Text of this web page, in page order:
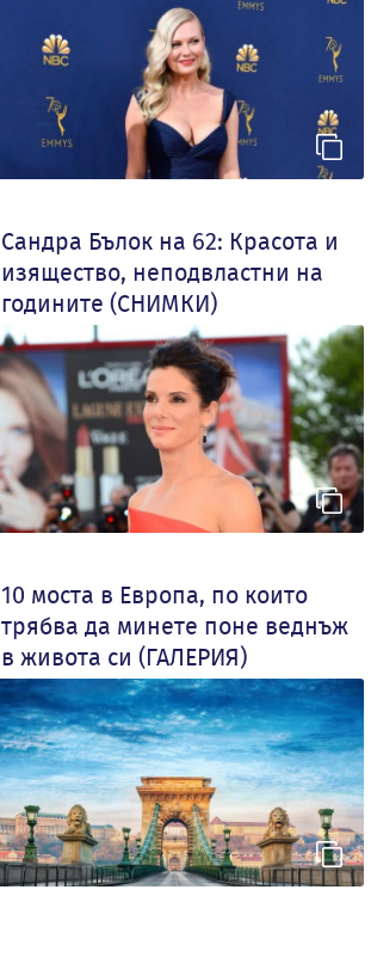
Сандра Бълок на 62: Красота и
изящество, неподвластни на
годините (СНИМКИ)
10 моста в Европа, по които
трябва да минете поне веднъж
в живота си (ГАЛЕРИЯ)